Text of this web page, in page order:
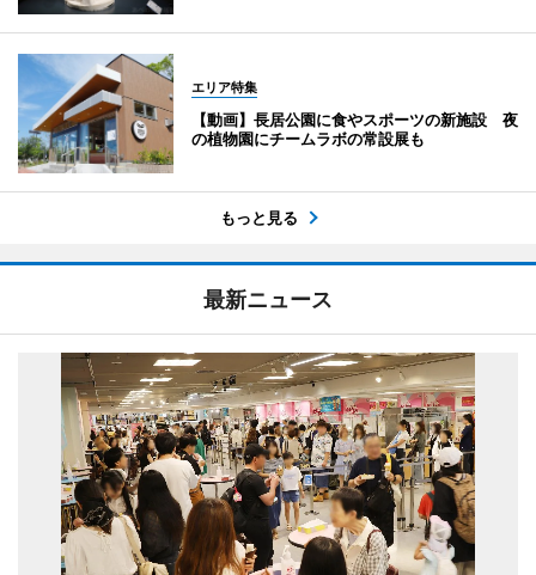
エリア特集
【動画】長居公園に食やスポーツの新施設 夜
の植物園にチームラボの常設展も
もっと見る
最新ニュース